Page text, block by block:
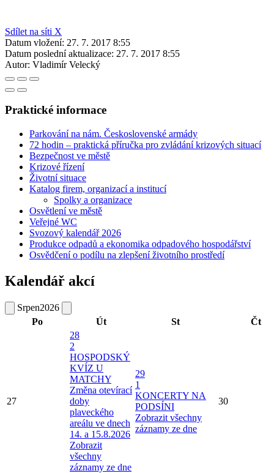
Sdílet na síti X
Datum vložení: 27. 7. 2017 8:55
Datum poslední aktualizace: 27. 7. 2017 8:55
Autor: Vladimír Velecký
Praktické informace
Parkování na nám. Československé armády
72 hodin – praktická příručka pro zvládání krizových situací
Bezpečnost ve městě
Krizové řízení
Životní situace
Katalog firem, organizací a institucí
Spolky a organizace
Osvětlení ve městě
Veřejné WC
Svozový kalendář 2026
Produkce odpadů a ekonomika odpadového hospodářství
Osvědčení o podílu na zlepšení životního prostředí
Kalendář akcí
Srpen2026
Po
Út St Čt
27
28
2
HOSPODSKÝ
KVÍZ U
MATCHY
Změna otevírací
doby
plaveckého
areálu ve dnech
14. a 15.8.2026
Zobrazit
všechny
záznamy ze dne
29
1
KONCERTY NA
PODSÍNI
Zobrazit všechny
záznamy ze dne
30